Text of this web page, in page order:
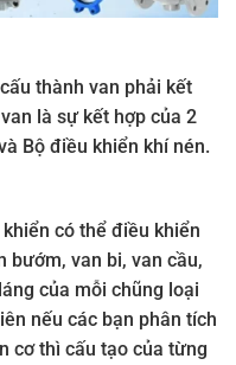
thành van phải kết
là sự kết hợp của 2
Bộ điều khiển khí nén.
có thể điều khiển
bướm, van bi, van cầu,
của mỗi chũng loại
nếu các bạn phân tích
cơ thì cấu tạo của từng